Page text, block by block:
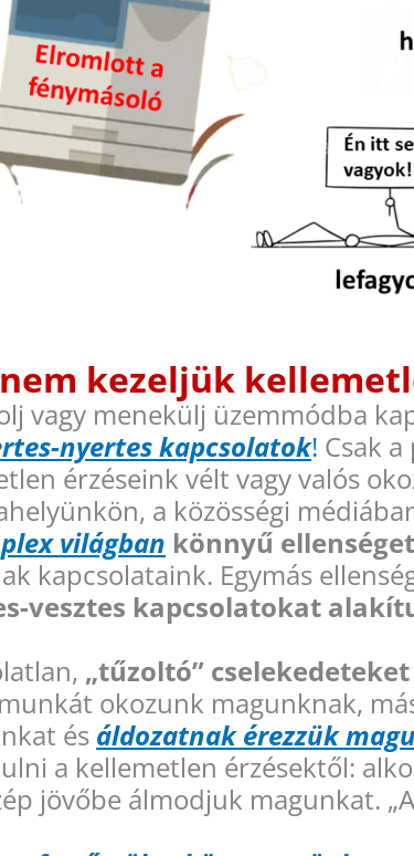
kezeljük
vagy menekülj üzemmódba
nyertes kapcsolatok! Csak
érzéseink vélt vagy valós
a közösségi
világban könnyű
kapcsolataink. Egymás
vesztes kapcsolatokat
„tűzoltó” cselekedeteket
okozunk magunknak,
és áldozatnak érezzük
a kellemetlen érzésektől:
jövőbe álmodjuk magunkat.